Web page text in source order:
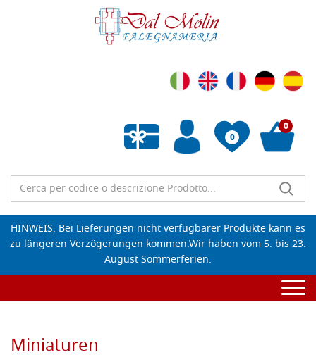
0
Wunschliste leeren
0
HINWEIS: Bei Lieferungen nicht verfügbarer Produkte kann es
zu längeren Verzögerungen kommen.Wir haben vom 5. bis 23.
August Sommerferien.
Miniaturen